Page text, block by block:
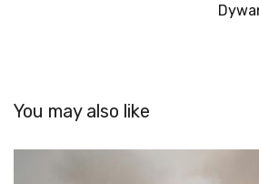
You may also like